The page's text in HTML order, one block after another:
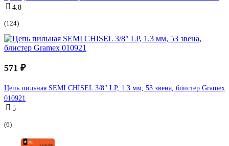
4.8
(124)
571 ₽
Цепь пильная SEMI CHISEL 3/8" LP, 1.3 мм, 53 звена, блистер Gramex
010921
5
(6)